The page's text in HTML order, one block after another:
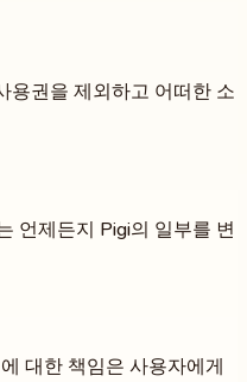
용권을 제외하고 어떠한 소
언제든지 Pigi의 일부를 변
대한 책임은 사용자에게